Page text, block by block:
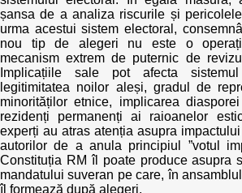
șansa de a analiza riscurile și
urma acestui sistem electoral,
nou tip de alegeri nu este o
mecanism extrem de puternic de
Implicațiile sale pot afecta
legitimitatea noilor aleși, gradul de
minorităților etnice, implicarea
rezidenți permanenți ai raioanelor
experți au atras atenția asupra
autorilor de a anula principiul ”votul
Constituția RM îl poate produce asupra
mandatului suveran pe care, în
îl formează după alegeri.